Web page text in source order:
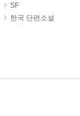
SF
한국 단편소설